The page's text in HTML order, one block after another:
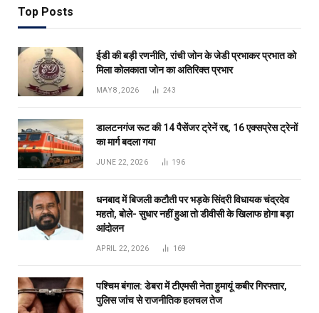
Top Posts
ईडी की बड़ी रणनीति, रांची जोन के जेडी प्रभाकर प्रभात को
मिला कोलकाता जोन का अतिरिक्त प्रभार
MAY 8, 2026 243
डालटनगंज रूट की 14 पैसेंजर ट्रेनें रद्द, 16 एक्सप्रेस ट्रेनों
का मार्ग बदला गया
JUNE 22, 2026 196
धनबाद में बिजली कटौती पर भड़के सिंदरी विधायक चंद्रदेव
महतो, बोले- सुधार नहीं हुआ तो डीवीसी के खिलाफ होगा बड़ा
आंदोलन
APRIL 22, 2026 169
पश्चिम बंगाल: डेबरा में टीएमसी नेता हुमायूं कबीर गिरफ्तार,
पुलिस जांच से राजनीतिक हलचल तेज